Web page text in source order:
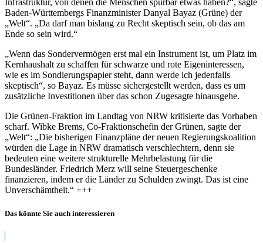
Infrastruktur, von denen die Menschen spürbar etwas haben?“, sagte
Baden-Württembergs Finanzminister Danyal Bayaz (Grüne) der
„Welt“. „Da darf man bislang zu Recht skeptisch sein, ob das am
Ende so sein wird.“
„Wenn das Sondervermögen erst mal ein Instrument ist, um Platz im
Kernhaushalt zu schaffen für schwarze und rote Eigeninteressen,
wie es im Sondierungspapier steht, dann werde ich jedenfalls
skeptisch“, so Bayaz. Es müsse sichergestellt werden, dass es um
zusätzliche Investitionen über das schon Zugesagte hinausgehe.
Die Grünen-Fraktion im Landtag von NRW kritisierte das Vorhaben
scharf. Wibke Brems, Co-Fraktionschefin der Grünen, sagte der
„Welt“: „Die bisherigen Finanzpläne der neuen Regierungskoalition
würden die Lage in NRW dramatisch verschlechtern, denn sie
bedeuten eine weitere strukturelle Mehrbelastung für die
Bundesländer. Friedrich Merz will seine Steuergeschenke
finanzieren, indem er die Länder zu Schulden zwingt. Das ist eine
Unverschämtheit.“ +++
Das könnte Sie auch interessieren